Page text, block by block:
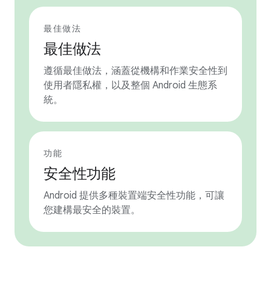
最佳做法
最佳做法
遵循最佳做法，涵蓋從機構和作業安全性到
使用者隱私權，以及整個 Android 生態系
統。
功能
安全性功能
Android 提供多種裝置端安全性功能，可讓
您建構最安全的裝置。